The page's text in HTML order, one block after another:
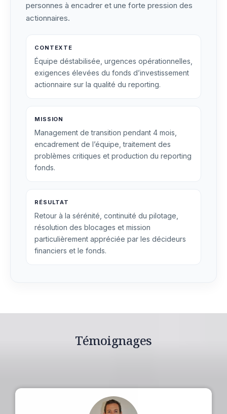
personnes à encadrer et une forte pression des
actionnaires.
CONTEXTE
Équipe déstabilisée, urgences opérationnelles,
exigences élevées du fonds d’investissement
actionnaire sur la qualité du reporting.
MISSION
Management de transition pendant 4 mois,
encadrement de l’équipe, traitement des
problèmes critiques et production du reporting
fonds.
RÉSULTAT
Retour à la sérénité, continuité du pilotage,
résolution des blocages et mission
particulièrement appréciée par les décideurs
financiers et le fonds.
Témoignages